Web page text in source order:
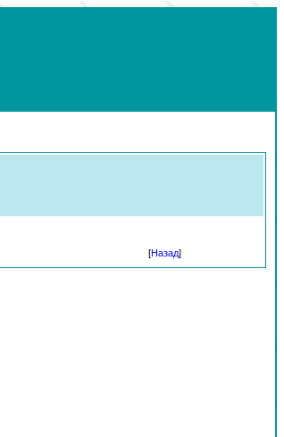
[Назад]